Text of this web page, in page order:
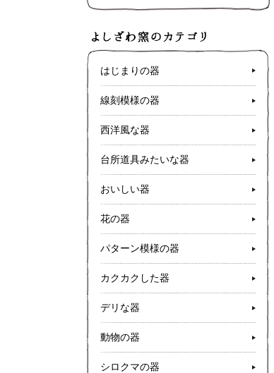
はじまりの器
線刻模様の器
西洋風な器
台所道具みたいな器
おいしい器
花の器
パターン模様の器
カクカクした器
デリな器
動物の器
シロクマの器